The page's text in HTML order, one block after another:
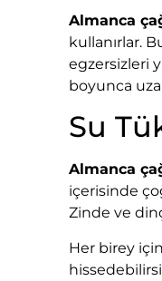
Almanca
kullanırlar.
egzersizleri
boyunca
Su
Almanca
içerisinde
Zinde ve
Her birey